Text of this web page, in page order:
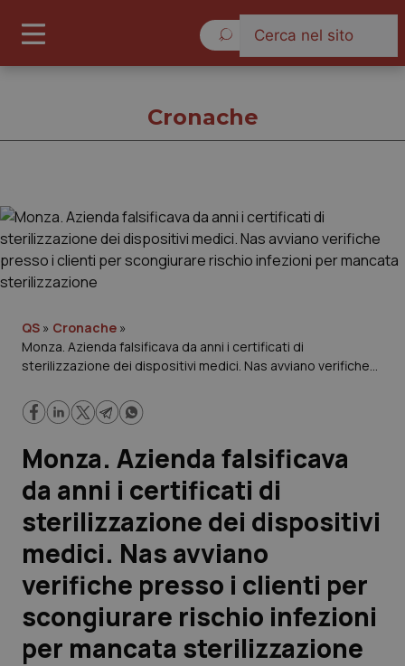
Cronache
Regioni e Asl
Lavoro e Professioni
Scienza e Farmaci
Studi e Analisi
Lettere al direttore
Edizioni Regionali
Cronache
QS » Cronache »
Monza. Azienda falsificava da anni i certificati di
sterilizzazione dei dispositivi medici. Nas avviano verifiche
sterilizzazione
Monza. Azienda falsificava
da anni i certificati di
sterilizzazione dei dispositivi
medici. Nas avviano
verifiche presso i clienti per
scongiurare rischio infezioni
per mancata sterilizzazione